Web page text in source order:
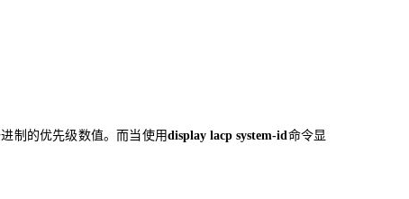
制的优先级数值。而当使用display lacp system-id 命令显